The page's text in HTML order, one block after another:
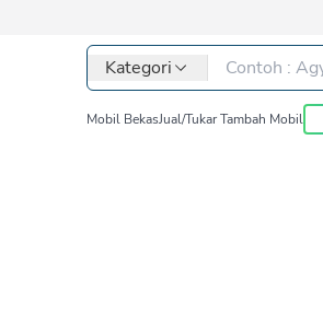
Kategori
Mobil BekasJual/Tukar Tambah Mobil